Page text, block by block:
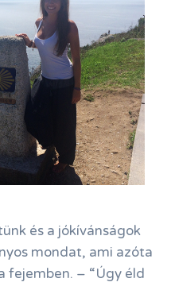
és a jókívánságok
mondat, ami azóta
fejemben. – “Úgy éld